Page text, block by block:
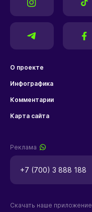
О проекте
Инфографика
Комментарии
Карта сайта
Реклама
+7 (700) 3 888 188
Скачать наше приложение